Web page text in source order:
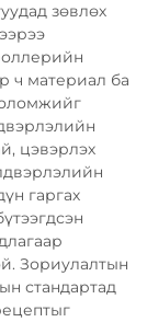
зөвлөх
ч материал ба
цэвэрлэх
гаргах
Зориулалтын
стандартад